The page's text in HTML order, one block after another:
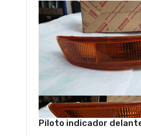
Piloto indicador